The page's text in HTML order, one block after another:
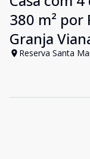
380 m² por
Granja
Reserva Santa